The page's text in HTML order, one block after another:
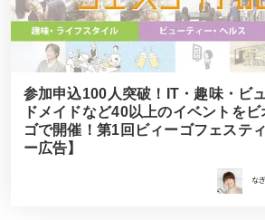
参加申込100人突破！IT・趣味・ビ
ドメイドなど40以上のイベントを
ゴで開催！第1回ビィーゴフェステ
ー広告】
な